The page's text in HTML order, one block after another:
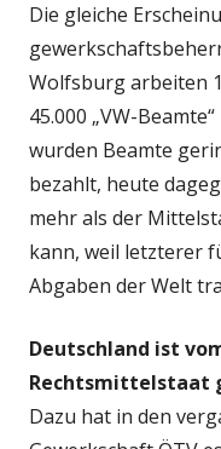
Die gleiche
Wolfsburg arbeiten
45.000 „VW-
wurden Beamte
bezahlt, heute
mehr als der
kann, weil letzterer
Abgaben der Welt
Deutschland ist
Rechtsmittelstaat
Dazu hat in den